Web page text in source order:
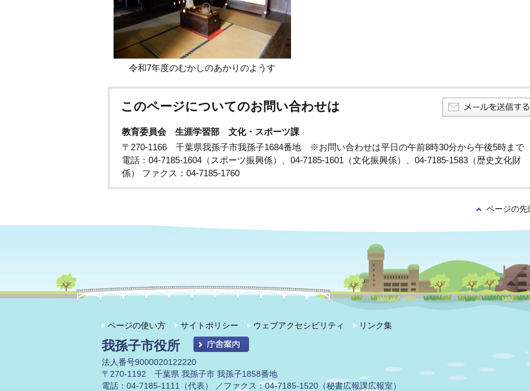
令和7年度のむかしのあかりのようす
このページについてのお問い合わせは
教育委員会 生涯学習部 文化・スポーツ課
〒270-1166 千葉県我孫子市我孫子1684番地 ※お問い合わせは平日の午前8時30分から午後5時まで
電話：04-7185-1604（スポーツ振興係）、04-7185-1601（文化振興係）、04-7185-1583（歴史文化財
係） ファクス：04-7185-1760
ページの先
ページの使い方 サイトポリシー ウェブアクセシビリティ リンク集
我孫子市役所
法人番号9000020122220
〒270-1192 千葉県 我孫子市 我孫子1858番地
電話：04-7185-1111（代表） ／ファクス：04-7185-1520（秘書広報課広報室）